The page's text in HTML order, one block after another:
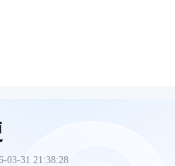
03-31 21:38:28